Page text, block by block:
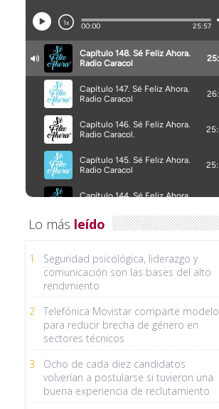
Lo más leído
1
Seguridad psicológica, liderazgo y
comunicación son las bases del alto
rendimiento
2
Telefónica Movistar comparte modelo
para reducir brecha de género en
sectores técnicos
3
Ocho de cada diez candidatos
volverían a postularse si tuvieron una
buena experiencia de reclutamiento